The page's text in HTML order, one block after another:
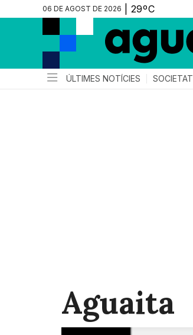
06 DE AGOST DE 2026
ÚLTIMES NOTÍCIES SOCIETAT
Aguaita